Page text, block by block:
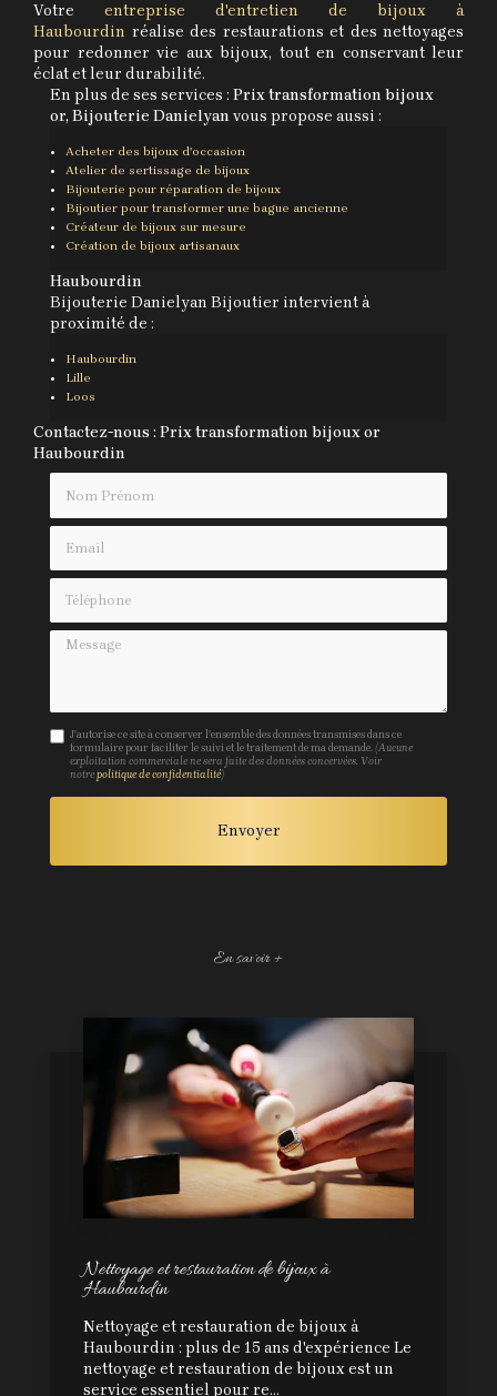
Votre entreprise d'entretien de bijoux à
Haubourdin réalise des restaurations et des nettoyages
pour redonner vie aux bijoux, tout en conservant leur
éclat et leur durabilité.
En plus de ses services : Prix transformation bijoux
or, Bijouterie Danielyan vous propose aussi :
Acheter des bijoux d'occasion
Atelier de sertissage de bijoux
Bijouterie pour réparation de bijoux
Bijoutier pour transformer une bague ancienne
Créateur de bijoux sur mesure
Création de bijoux artisanaux
Haubourdin
Bijouterie Danielyan Bijoutier intervient à
proximité de :
Haubourdin
Lille
Loos
Contactez-nous : Prix transformation bijoux or
Haubourdin
Message
J'autorise ce site à conserver l'ensemble des données transmises dans ce
formulaire pour faciliter le suivi et le traitement de ma demande.(Aucune
exploitation commerciale ne sera faite des données concervées. Voir
notrepolitique de confidentialité)
En savoir +
Nettoyage et restauration de bijoux à
Haubourdin
Nettoyage et restauration de bijoux à
Haubourdin : plus de 15 ans d'expérience Le
nettoyage et restauration de bijoux est un
service essentiel pour re...